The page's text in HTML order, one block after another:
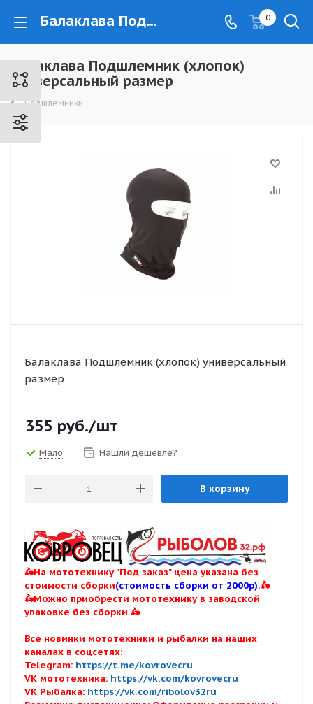
Балаклава Подшлемник (хлопок) универсальный размер - www.kovrovec.ru 0
Балаклава Подшлемник (хлопок)
универсальный размер
Подшлемники
Балаклава Подшлемник (хлопок) универсальный
размер
355 руб./шт
Мало Нашли дешевле?
В корзину
🛵На мототехнику "Под заказ" цена указана без
стоимости сборки(стоимость сборки от 2000р).🛵
🛵Можно приобрести мототехнику в заводской
упаковке без сборки.🛵
Все новинки мототехники и рыбалки на наших
каналах в соцсетях:
Telegram: https://t.me/kovrovecru
VK мототехника: https://vk.com/kovrovecru
VK Рыбалка: https://vk.com/ribolov32ru